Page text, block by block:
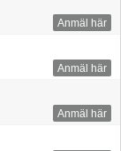
Anmäl här
Anmäl här
Anmäl här